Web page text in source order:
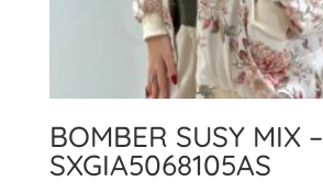
BOMBER SUSY MIX –
SXGIA5068105AS